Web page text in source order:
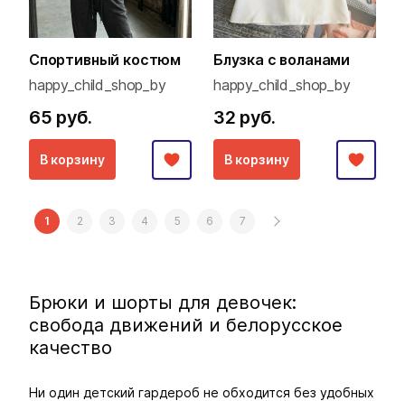
Спортивный костюм
happy_child_shop_by
65 руб.
В корзину
Блузка с воланами
happy_child_shop_by
32 руб.
В корзину
1 2 3 4 5 6 7
Брюки и шорты для девочек:
свобода движений и белорусское
качество
Ни один детский гардероб не обходится без удобных